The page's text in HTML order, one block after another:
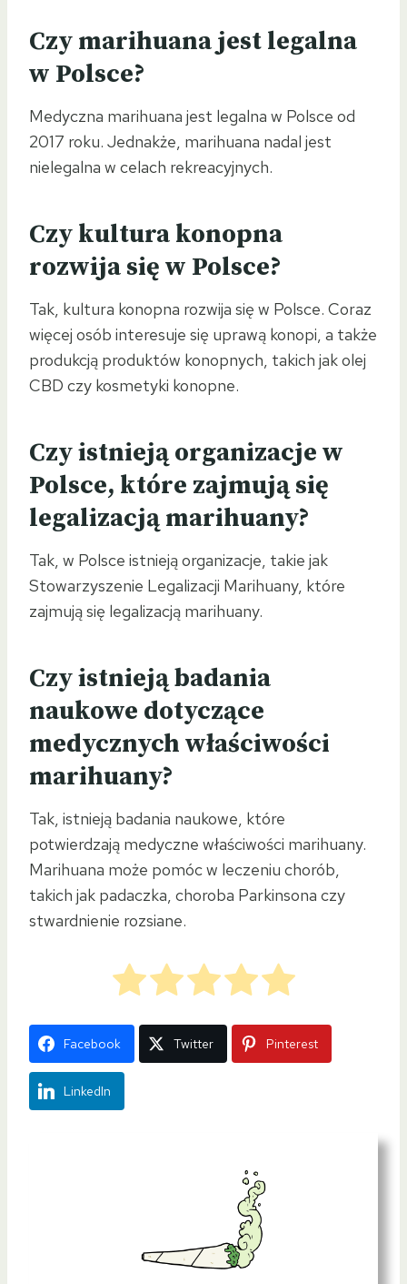
Czy marihuana jest legalna
w Polsce?
Medyczna marihuana jest legalna w Polsce od
2017 roku. Jednakże, marihuana nadal jest
nielegalna w celach rekreacyjnych.
Czy kultura konopna
rozwija się w Polsce?
Tak, kultura konopna rozwija się w Polsce. Coraz
więcej osób interesuje się uprawą konopi, a także
produkcją produktów konopnych, takich jak olej
CBD czy kosmetyki konopne.
Czy istnieją organizacje w
Polsce, które zajmują się
legalizacją marihuany?
Tak, w Polsce istnieją organizacje, takie jak
Stowarzyszenie Legalizacji Marihuany, które
zajmują się legalizacją marihuany.
Czy istnieją badania
naukowe dotyczące
medycznych właściwości
marihuany?
Tak, istnieją badania naukowe, które
potwierdzają medyczne właściwości marihuany.
Marihuana może pomóc w leczeniu chorób,
takich jak padaczka, choroba Parkinsona czy
stwardnienie rozsiane.
Facebook Twitter Pinterest
LinkedIn